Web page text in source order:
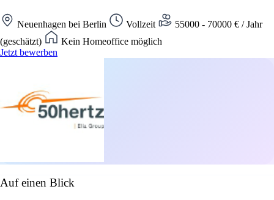
Neuenhagen bei Berlin Vollzeit
55000 - 70000 € / Jahr
(geschätzt)
Kein Homeoffice möglich
Jetzt bewerben
Auf einen Blick